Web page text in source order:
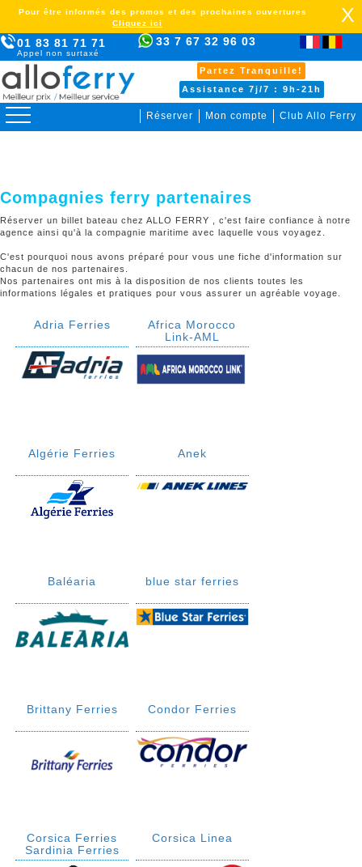
01 83 81 71 71
Appel non surtaxé
33 7 67 32 96 03
Partez Tranquille!
Assistance 7j/7 : 9h-21h
Réserver Mon compte Club Allo Ferry
Pour être informés des promos et des prochaines ouvertures
Cliquez ici
X
>
Compagnies ferry partenaires
Réserver un billet bateau chez ALLO FERRY , c'est faire confiance à notre
agence ainsi qu'à la compagnie maritime avec laquelle vous voyagez.
C'est pourquoi nous avons préparé pour vous une fiche d'information sur
chacun de nos partenaires.
Nos partenaires ont mis à la disposition de nos clients toutes les
informations légales et pratiques pour vous assurer un agréable voyage.
Adria Ferries
Africa Morocco
Link-AML
Algérie Ferries Anek
Baléaria blue star ferries
Brittany Ferries Condor Ferries
Corsica Ferries
Sardinia Ferries
Corsica Linea